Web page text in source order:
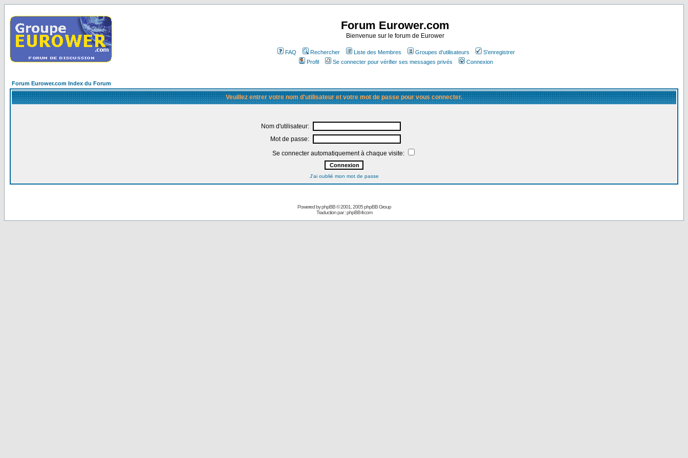
Forum Eurower.com
Bienvenue sur le forum de Eurower
FAQ Rechercher Liste des Membres Groupes d'utilisateurs
S'enregistrer
Profil
Se connecter pour vérifier ses messages privés Connexion
Forum Eurower.com Index du Forum
Veuillez entrer votre nom d'utilisateur et votre mot de passe pour vous connecter.
Nom d'utilisateur:
Mot de passe:
Se connecter automatiquement à chaque visite:
J'ai oublié mon mot de passe
Powered byphpBB© 2001, 2005 phpBB Group
Traduction par :phpBB-fr.com